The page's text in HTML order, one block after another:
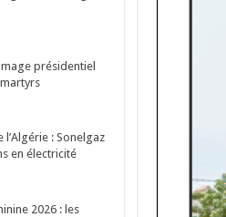
présidentiel
l’Algérie : Sonelgaz
en électricité
2026 : les